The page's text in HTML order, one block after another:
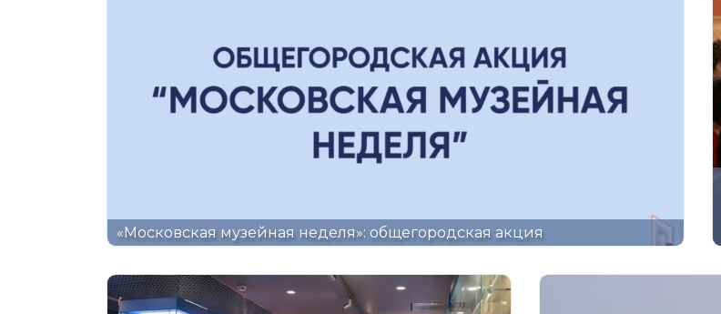
«Московская музейная неделя»: общегородская акция